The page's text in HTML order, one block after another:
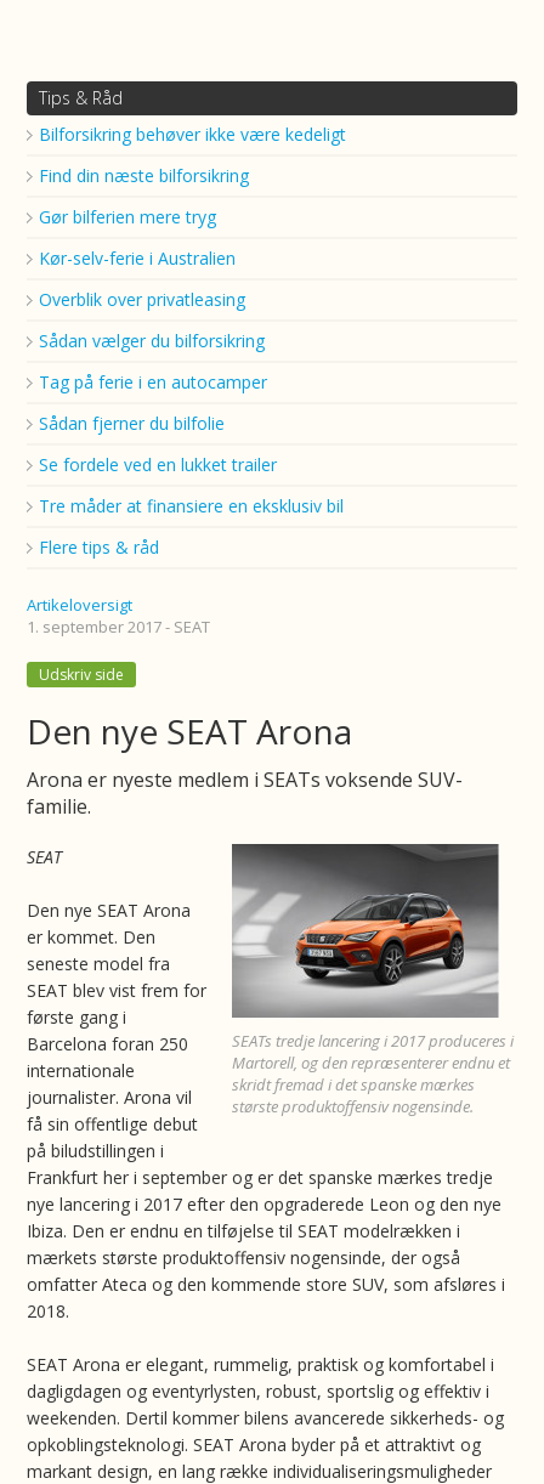
Tips & Råd
Bilforsikring behøver ikke være kedeligt
Find din næste bilforsikring
Gør bilferien mere tryg
Kør-selv-ferie i Australien
Overblik over privatleasing
Sådan vælger du bilforsikring
Tag på ferie i en autocamper
Sådan fjerner du bilfolie
Se fordele ved en lukket trailer
Tre måder at finansiere en eksklusiv bil
Flere tips & råd
Artikeloversigt
1. september 2017 - SEAT
Udskriv side
Den nye SEAT Arona
Arona er nyeste medlem i SEATs voksende SUV-
familie.
SEATs tredje lancering i 2017 produceres i
Martorell, og den repræsenterer endnu et
skridt fremad i det spanske mærkes
største produktoffensiv nogensinde.
SEAT
Den nye SEAT Arona
er kommet. Den
seneste model fra
SEAT blev vist frem for
første gang i
Barcelona foran 250
internationale
journalister. Arona vil
få sin offentlige debut
på biludstillingen i
Frankfurt her i september og er det spanske mærkes tredje
nye lancering i 2017 efter den opgraderede Leon og den nye
Ibiza. Den er endnu en tilføjelse til SEAT modelrækken i
mærkets største produktoffensiv nogensinde, der også
omfatter Ateca og den kommende store SUV, som afsløres i
2018.
SEAT Arona er elegant, rummelig, praktisk og komfortabel i
dagligdagen og eventyrlysten, robust, sportslig og effektiv i
weekenden. Dertil kommer bilens avancerede sikkerheds- og
opkoblingsteknologi. SEAT Arona byder på et attraktivt og
markant design, en lang række individualiseringsmuligheder